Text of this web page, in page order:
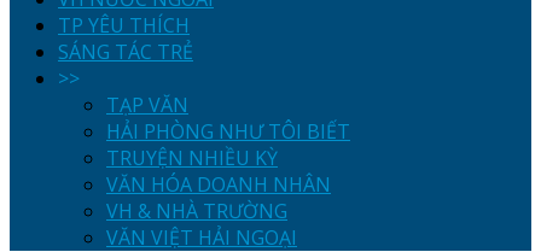
TP YÊU THÍCH
SÁNG TÁC TRẺ
>>
TẠP VĂN
HẢI PHÒNG NHƯ TÔI BIẾT
TRUYỆN NHIỀU KỲ
VĂN HÓA DOANH NHÂN
VH & NHÀ TRƯỜNG
VĂN VIỆT HẢI NGOẠI